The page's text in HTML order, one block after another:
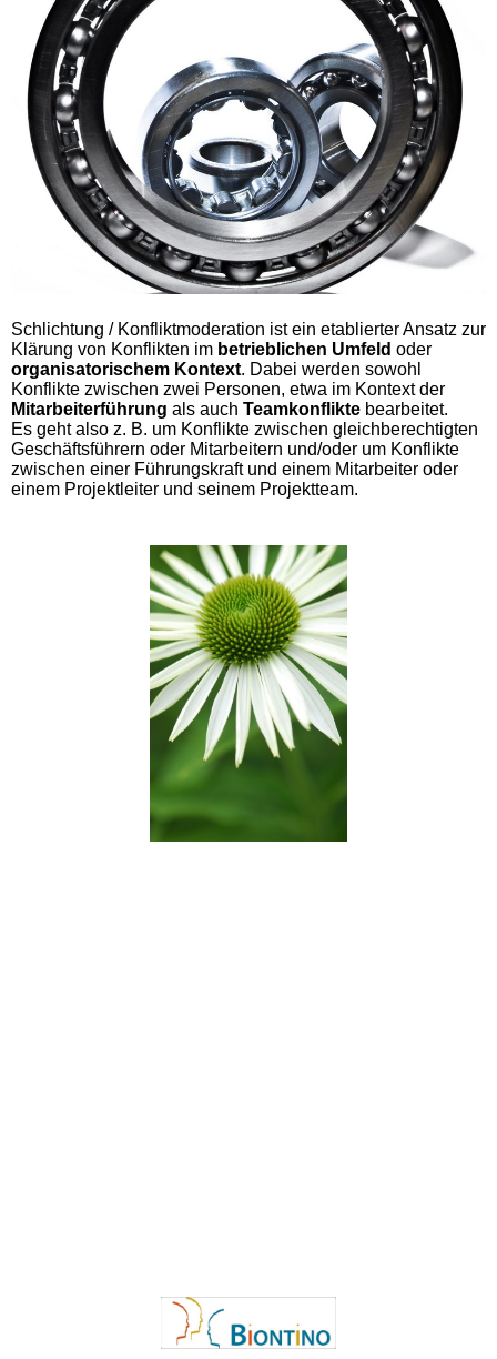
Schlichtung / Konfliktmoderation ist ein etablierter Ansatz zur
Klärung von Konflikten im betrieblichen Umfeld oder
organisatorischem Kontext. Dabei werden sowohl
Konflikte zwischen zwei Personen, etwa im Kontext der
Mitarbeiterführung als auch Teamkonflikte bearbeitet.
Es geht also z. B. um Konflikte zwischen gleichberechtigten
Geschäftsführern oder Mitarbeitern und/oder um Konflikte
zwischen einer Führungskraft und einem Mitarbeiter oder
einem Projektleiter und seinem Projektteam.